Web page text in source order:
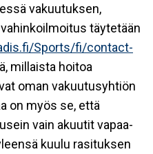
vakuutuksen,
täytetään
Sports/fi/contact-
millaista hoitoa
oman vakuutusyhtiön
on myös se, että
vain akuutit vapaa-
kuulu rasituksen